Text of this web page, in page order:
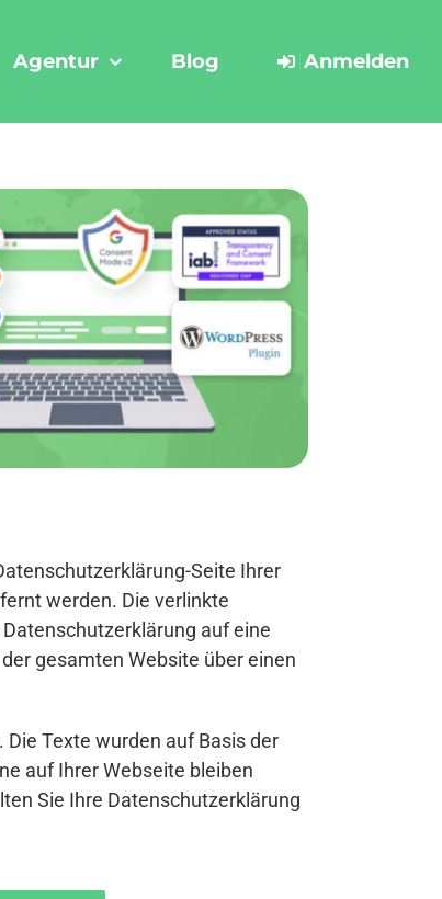
Agentur Blog Anmelden
Seite Ihrer
werden. Die verlinkte
auf eine
gesamten Website über einen
Texte wurden auf Basis der
auf Ihrer Webseite bleiben
Sie Ihre Datenschutzerklärung